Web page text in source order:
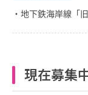
・地下鉄海岸線「
現在募集